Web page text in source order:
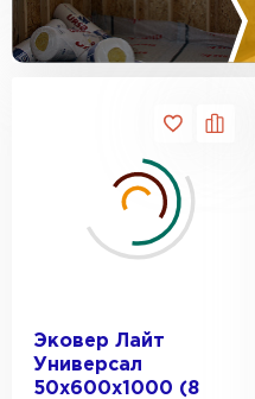
Эковер Лайт
Универсал
50х600х1000 (8
Утеплитель
Утеплитель
Утеплитель
Утеплитель